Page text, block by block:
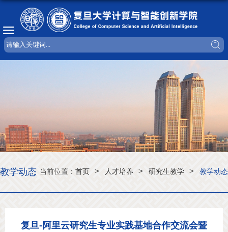
当前位置： 首页 > 人才培养 > 研究生教学 > 教学动态
教学动态
复旦-阿里云研究生专业实践基地合作交流会暨